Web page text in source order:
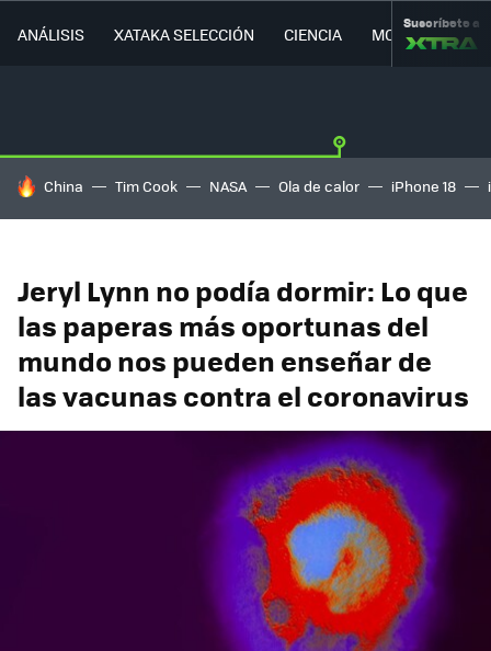
ANÁLISIS XATAKA SELECCIÓN CIENCIA MOVILIDAD
Suscríbete a
HOY SE HABLA DE
China Tim Cook NASA Ola de calor iPhone 18
Jeryl Lynn no podía dormir: Lo que
las paperas más oportunas del
mundo nos pueden enseñar de
las vacunas contra el coronavirus